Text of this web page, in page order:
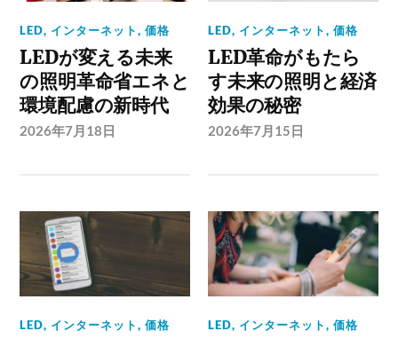
LED, インターネット,価格
LEDが変える未来
の照明革命省エネと
環境配慮の新時代
2026年7月18日
LED, インターネット,価格
LED革命がもたら
す未来の照明と経済
効果の秘密
2026年7月15日
LED, インターネット,価格 LED, インターネット,価格